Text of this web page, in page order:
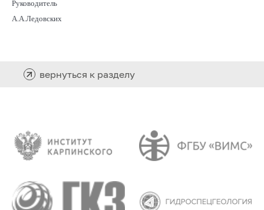
Руководитель
А.А.Ледовских
вернуться к разделу